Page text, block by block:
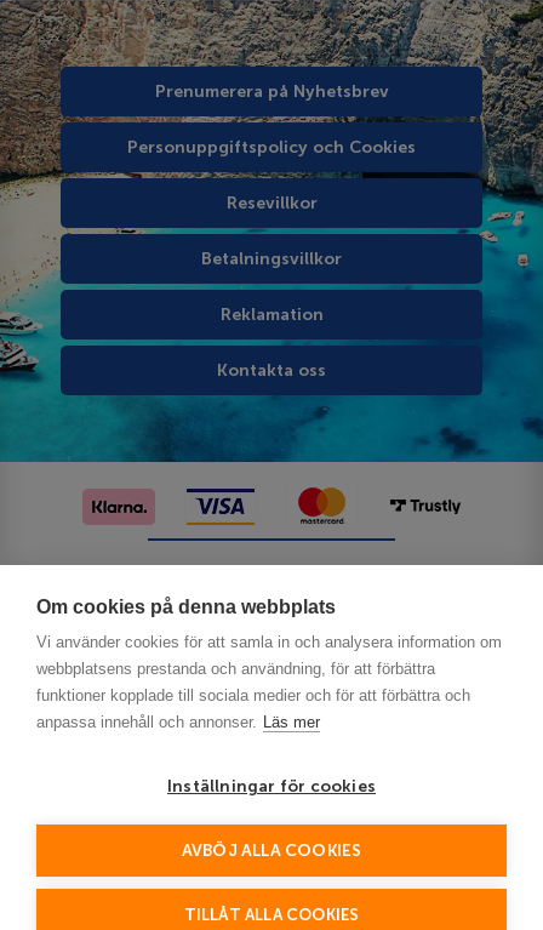
Om cookies på denna webbplats
Vi använder cookies för att samla in och analysera information om
webbplatsens prestanda och användning, för att förbättra
funktioner kopplade till sociala medier och för att förbättra och
anpassa innehåll och annonser. Läs mer
Inställningar för cookies
AVBÖJ ALLA COOKIES
TILLÅT ALLA COOKIES
Prenumerera på Nyhetsbrev
Personuppgiftspolicy och Cookies
Resevillkor
Betalningsvillkor
Reklamation
Kontakta oss
This site is protected by reCAPTCHA and the Google
Policy and Terms of Service apply.